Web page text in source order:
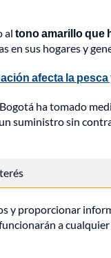
al tono amarillo que
en sus hogares y
afecta la
ha tomado
suministro sin
y proporcionar
a